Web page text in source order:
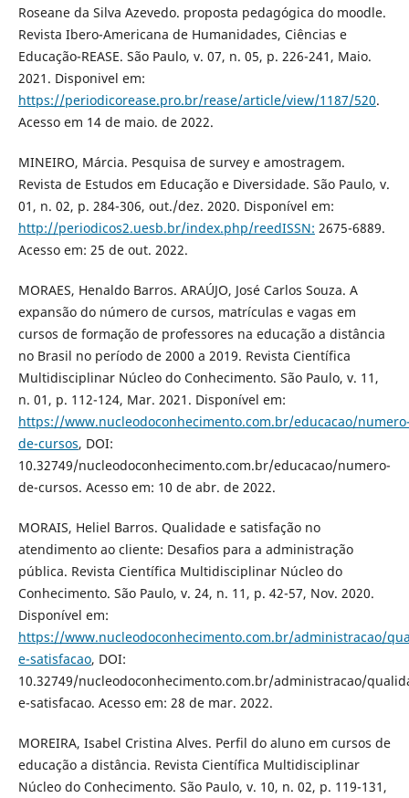
Roseane da Silva Azevedo. proposta pedagógica do moodle.
Revista Ibero-Americana de Humanidades, Ciências e
Educação-REASE. São Paulo, v. 07, n. 05, p. 226-241, Maio.
2021. Disponivel em:
https://periodicorease.pro.br/rease/article/view/1187/520.
Acesso em 14 de maio. de 2022.
MINEIRO, Márcia. Pesquisa de survey e amostragem.
Revista de Estudos em Educação e Diversidade. São Paulo, v.
01, n. 02, p. 284-306, out./dez. 2020. Disponível em:
http://periodicos2.uesb.br/index.php/reedISSN: 2675-6889.
Acesso em: 25 de out. 2022.
MORAES, Henaldo Barros. ARAÚJO, José Carlos Souza. A
expansão do número de cursos, matrículas e vagas em
cursos de formação de professores na educação a distância
no Brasil no período de 2000 a 2019. Revista Científica
Multidisciplinar Núcleo do Conhecimento. São Paulo, v. 11,
n. 01, p. 112-124, Mar. 2021. Disponível em:
https://www.nucleodoconhecimento.com.br/educacao/
de-cursos, DOI:
10.32749/nucleodoconhecimento.com.br/educacao/numero-
de-cursos. Acesso em: 10 de abr. de 2022.
MORAIS, Heliel Barros. Qualidade e satisfação no
atendimento ao cliente: Desafios para a administração
pública. Revista Científica Multidisciplinar Núcleo do
Conhecimento. São Paulo, v. 24, n. 11, p. 42-57, Nov. 2020.
Disponível em:
https://www.nucleodoconhecimento.com.br/administracao/
e-satisfacao, DOI:
10.32749/nucleodoconhecimento.com.br/administracao/
e-satisfacao. Acesso em: 28 de mar. 2022.
MOREIRA, Isabel Cristina Alves. Perfil do aluno em cursos de
educação a distância. Revista Científica Multidisciplinar
Núcleo do Conhecimento. São Paulo, v. 10, n. 02, p. 119-131,